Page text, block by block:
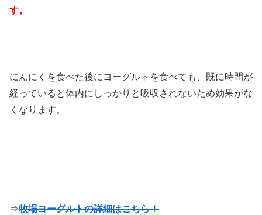
す。
にんにくを食べた後にヨーグルトを食べても、既に時間が
経っていると体内にしっかりと吸収されないため効果がな
くなります。
⇒牧場ヨーグルトの詳細はこちら！